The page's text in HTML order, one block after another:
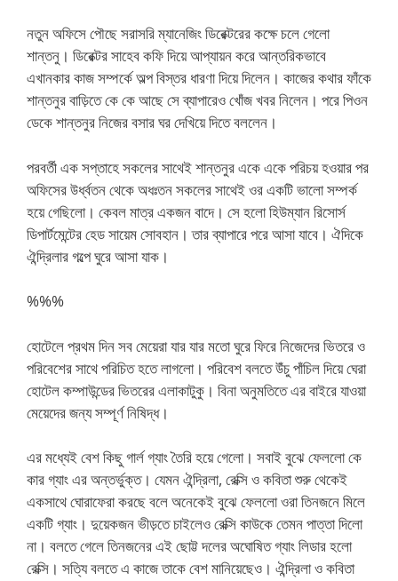
নতুন অফিসে পৌছে সরাসরি ম্যানেজিং ডিরেক্টরের কক্ষে চলে গেলো
শান্তনু। ডিরেক্টর সাহেব কফি দিয়ে আপ্যায়ন করে আন্তরিকভাবে
এখানকার কাজ সম্পর্কে অল্প বিস্তর ধারণা দিয়ে দিলেন। কাজের কথার ফাঁকে
শান্তনুর বাড়িতে কে কে আছে সে ব্যাপারেও খোঁজ খবর নিলেন। পরে পিওন
ডেকে শান্তনুর নিজের বসার ঘর দেখিয়ে দিতে বললেন।
পরবর্তী এক সপ্তাহে সকলের সাথেই শান্তনুর একে একে পরিচয় হওয়ার পর
অফিসের উর্ধ্বতন থেকে অধঃতন সকলের সাথেই ওর একটি ভালো সম্পর্ক
হয়ে গেছিলো। কেবল মাত্র একজন বাদে। সে হলো হিউম্যান রিসোর্স
ডিপার্টমেন্টের হেড সায়েম সোবহান। তার ব্যাপারে পরে আসা যাবে। ঐদিকে
ঐন্দ্রিলার গল্পে ঘুরে আসা যাক।
%%%
হোটেলে প্রথম দিন সব মেয়েরা যার যার মতো ঘুরে ফিরে নিজেদের ভিতরে ও
পরিবেশের সাথে পরিচিত হতে লাগলো। পরিবেশ বলতে উঁচু পাঁচিল দিয়ে ঘেরা
হোটেল কম্পাউন্ডের ভিতরের এলাকাটুকু। বিনা অনুমতিতে এর বাইরে যাওয়া
মেয়েদের জন্য সম্পূর্ণ নিষিদ্ধ।
এর মধ্যেই বেশ কিছু গার্ল গ্যাং তৈরি হয়ে গেলো। সবাই বুঝে ফেললো কে
কার গ্যাং এর অন্তর্ভুক্ত। যেমন ঐন্দ্রিলা, রেক্সি ও কবিতা শুরু থেকেই
একসাথে ঘোরাফেরা করছে বলে অনেকেই বুঝে ফেললো ওরা তিনজনে মিলে
একটি গ্যাং। দুয়েকজন ভীড়তে চাইলেও রেক্সি কাউকে তেমন পাত্তা দিলো
না। বলতে গেলে তিনজনের এই ছোট্ট দলের অঘোষিত গ্যাং লিডার হলো
রেক্সি। সত্যি বলতে এ কাজে তাকে বেশ মানিয়েছেও। ঐন্দ্রিলা ও কবিতা